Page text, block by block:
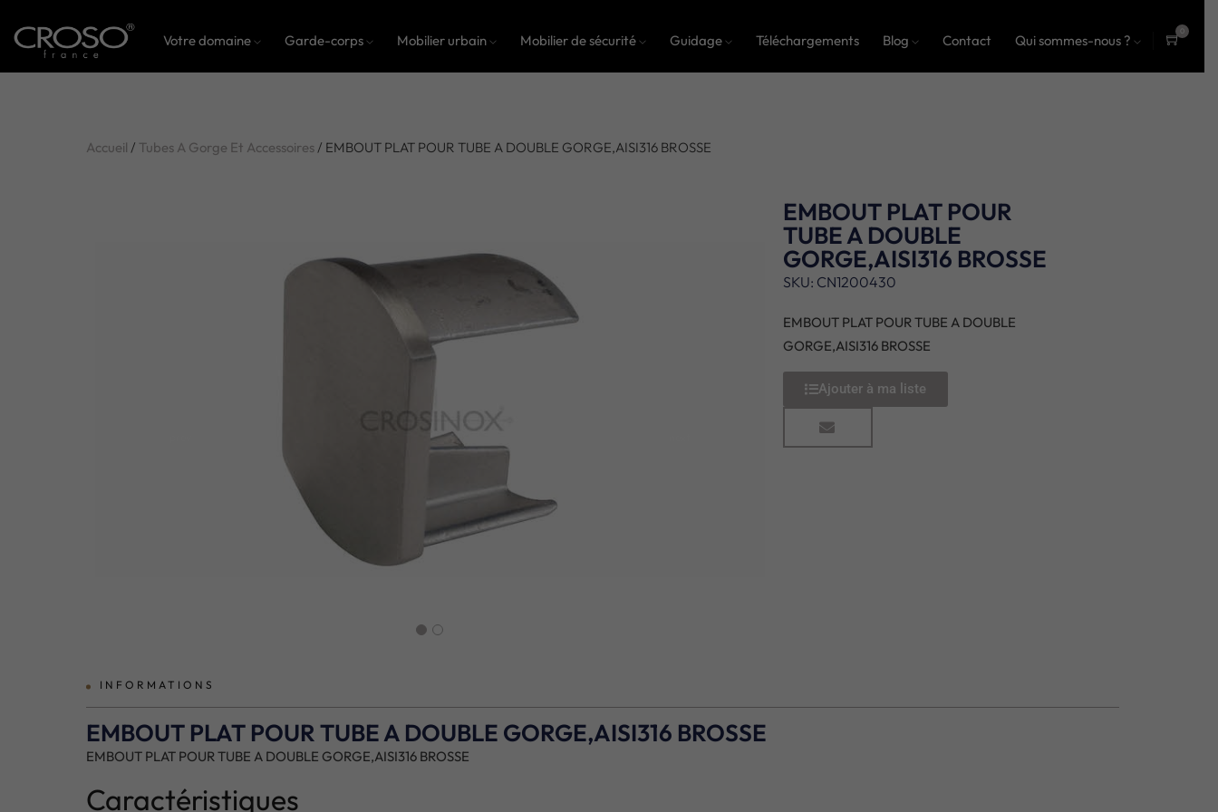
Votre domaine Garde-corps Mobilier urbain Mobilier de sécurité Guidage Téléchargements Blog Contact Qui sommes-nous ?
0
Accueil / Tubes A Gorge Et Accessoires/ EMBOUT PLAT POUR TUBE A DOUBLE GORGE,AISI316 BROSSE
EMBOUT PLAT POUR
TUBE A DOUBLE
GORGE,AISI316 BROSSE
SKU: CN1200430
EMBOUT PLAT POUR TUBE A DOUBLE
GORGE,AISI316 BROSSE
Ajouter à ma liste
INFORMATIONS
EMBOUT PLAT POUR TUBE A DOUBLE GORGE,AISI316 BROSSE
EMBOUT PLAT POUR TUBE A DOUBLE GORGE,AISI316 BROSSE
Caractéristiques